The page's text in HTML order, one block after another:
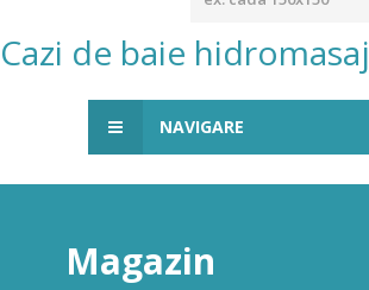
Cazi de baie hidromasaj
NAVIGARE
Magazin